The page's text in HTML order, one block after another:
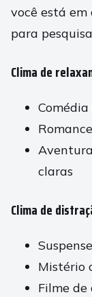
você está em
para
Clima de
claras
Clima de
Mistério
Filme de